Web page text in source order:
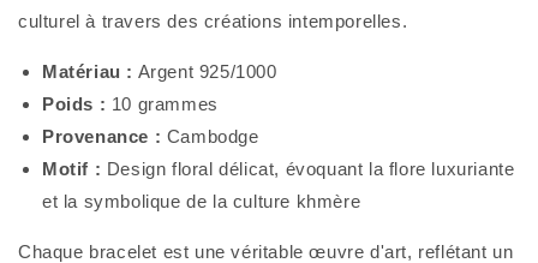
culturel à travers des créations intemporelles.
Matériau : Argent 925/1000
Poids : 10 grammes
Provenance : Cambodge
Motif : Design floral délicat, évoquant la flore luxuriante
et la symbolique de la culture khmère
Chaque bracelet est une véritable œuvre d'art, reflétant un